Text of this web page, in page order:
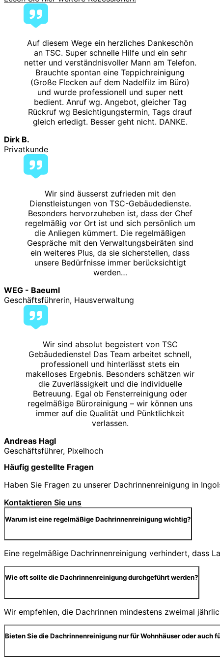
Auf diesem Wege ein herzliches Dankeschön
an TSC. Super schnelle Hilfe und ein sehr
netter und verständnisvoller Mann am Telefon.
Brauchte spontan eine Teppichreinigung
(Große Flecken auf dem Nadelfilz im Büro)
und wurde professionell und super nett
bedient. Anruf wg. Angebot, gleicher Tag
Rückruf wg Besichtigungstermin, Tags drauf
gleich erledigt. Besser geht nicht. DANKE.
Dirk B.
Privatkunde
Wir sind äusserst zufrieden mit den
Dienstleistungen von TSC-Gebäudedienste.
Besonders hervorzuheben ist, dass der Chef
regelmäßig vor Ort ist und sich persönlich um
die Anliegen kümmert. Die regelmäßigen
Gespräche mit den Verwaltungsbeiräten sind
ein weiteres Plus, da sie sicherstellen, dass
unsere Bedürfnisse immer berücksichtigt
werden…
WEG - Baeuml
Geschäftsführerin, Hausverwaltung
Wir sind absolut begeistert von TSC
Gebäudedienste! Das Team arbeitet schnell,
professionell und hinterlässt stets ein
makelloses Ergebnis. Besonders schätzen wir
die Zuverlässigkeit und die individuelle
Betreuung. Egal ob Fensterreinigung oder
regelmäßige Büroreinigung – wir können uns
immer auf die Qualität und Pünktlichkeit
verlassen.
Andreas Hagl
Geschäftsführer, Pixelhoch
Häufig gestellte Fragen
Haben Sie Fragen zu unserer Dachrinnenreinigung in
Kontaktieren Sie uns
Warum ist eine regelmäßige Dachrinnenreinigung wichtig?
Eine regelmäßige Dachrinnenreinigung verhindert, dass
Wie oft sollte die Dachrinnenreinigung durchgeführt werden?
Wir empfehlen, die Dachrinnen mindestens zweimal
Bieten Sie die Dachrinnenreinigung nur für Wohnhäuser oder auch